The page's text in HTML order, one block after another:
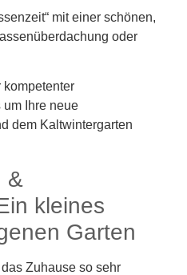
mit einer schönen,
oder
kompetenter
um Ihre neue
dem Kaltwintergarten
&
kleines
Garten
Zuhause so sehr